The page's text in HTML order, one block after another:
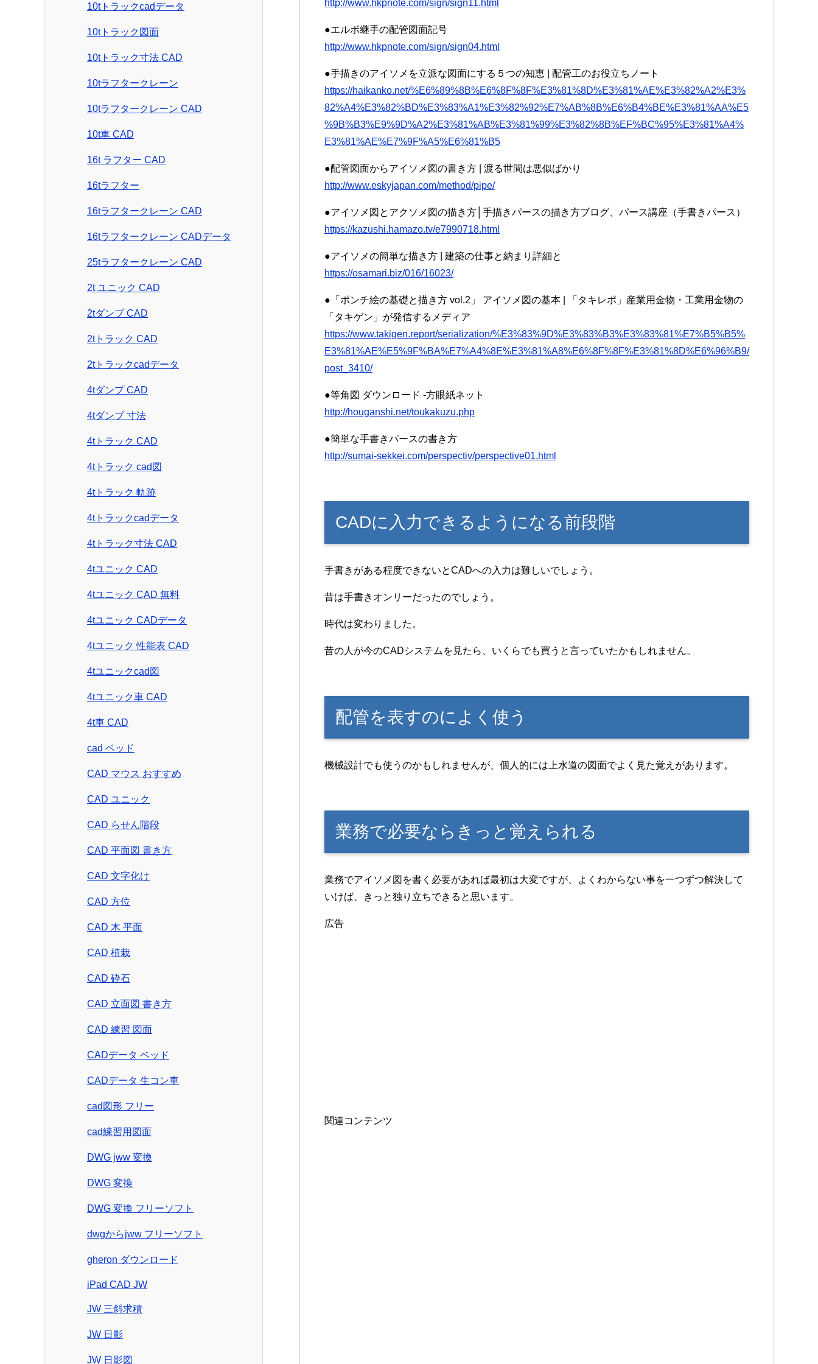
http://www.hkpnote.com/sign/sign11.html
●エルボ継手の配管図面記号
http://www.hkpnote.com/sign/sign04.html
●手描きのアイソメを立派な図面にする５つの知恵 | 配管工のお役立ちノート
https://haikanko.net/%E6%89%8B%E6%8F%8F%E3%81%8D%E3%81%AE%E3%82%A2%E3%
82%A4%E3%82%BD%E3%83%A1%E3%82%92%E7%AB%8B%E6%B4%BE%E3%81%AA%E5
%9B%B3%E9%9D%A2%E3%81%AB%E3%81%99%E3%82%8B%EF%BC%95%E3%81%A4%
E3%81%AE%E7%9F%A5%E6%81%B5
●配管図面からアイソメ図の書き方 | 渡る世間は悪似ばかり
http://www.eskyjapan.com/method/pipe/
●アイソメ図とアクソメ図の描き方│手描きパースの描き方ブログ、パース講座（手書きパース）
https://kazushi.hamazo.tv/e7990718.html
●アイソメの簡単な描き方 | 建築の仕事と納まり詳細と
https://osamari.biz/016/16023/
●「ポンチ絵の基礎と描き方 vol.2」 アイソメ図の基本 | 「タキレポ」産業用金物・工業用金物の
「タキゲン」が発信するメディア
https://www.takigen.report/serialization/%E3%83%9D%E3%83%B3%E3%83%81%E7%B5%B5%
E3%81%AE%E5%9F%BA%E7%A4%8E%E3%81%A8%E6%8F%8F%E3%81%8D%E6%96%B9/
post_3410/
●等角図 ダウンロード -方眼紙ネット
http://houganshi.net/toukakuzu.php
●簡単な手書きパースの書き方
http://sumai-sekkei.com/perspectiv/perspective01.html
CADに入力できるようになる前段階
手書きがある程度できないとCADへの入力は難しいでしょう。
昔は手書きオンリーだったのでしょう。
時代は変わりました。
昔の人が今のCADシステムを見たら、いくらでも買うと言っていたかもしれません。
配管を表すのによく使う
機械設計でも使うのかもしれませんが、個人的には上水道の図面でよく見た覚えがあります。
業務で必要ならきっと覚えられる
業務でアイソメ図を書く必要があれば最初は大変ですが、よくわからない事を一つずつ解決して
いけば、きっと独り立ちできると思います。
広告
関連コンテンツ
10tトラックcadデータ
10tトラック図面
10tトラック寸法 CAD
10tラフタークレーン
10tラフタークレーン CAD
10t車 CAD
16t ラフター CAD
16tラフター
16tラフタークレーン CAD
16tラフタークレーン CADデータ
25tラフタークレーン CAD
2t ユニック CAD
2tダンプ CAD
2tトラック CAD
2tトラックcadデータ
4tダンプ CAD
4tダンプ 寸法
4tトラック CAD
4tトラック cad図
4tトラック 軌跡
4tトラックcadデータ
4tトラック寸法 CAD
4tユニック CAD
4tユニック CAD 無料
4tユニック CADデータ
4tユニック 性能表 CAD
4tユニックcad図
4tユニック車 CAD
4t車 CAD
cad ベッド
CAD マウス おすすめ
CAD ユニック
CAD らせん階段
CAD 平面図 書き方
CAD 文字化け
CAD 方位
CAD 木 平面
CAD 植栽
CAD 砕石
CAD 立面図 書き方
CAD 練習 図面
CADデータ ベッド
CADデータ 生コン車
cad図形 フリー
cad練習用図面
DWG jww 変換
DWG 変換
DWG 変換 フリーソフト
dwgからjww フリーソフト
gheron ダウンロード
iPad CAD JW
JW 三斜求積
JW 日影
JW 日影図